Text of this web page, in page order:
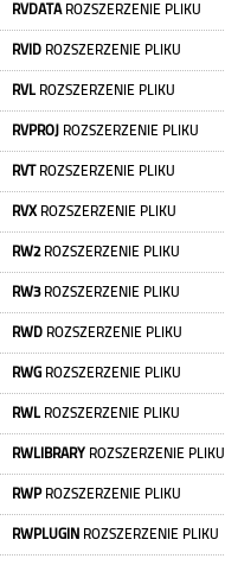
RVDATAROZSZERZENIE PLIKU
RVID ROZSZERZENIE PLIKU
RVLROZSZERZENIE PLIKU
RVPROJ ROZSZERZENIE PLIKU
RVTROZSZERZENIE PLIKU
RVXROZSZERZENIE PLIKU
RW2ROZSZERZENIE PLIKU
RW3ROZSZERZENIE PLIKU
RWD ROZSZERZENIE PLIKU
RWG ROZSZERZENIE PLIKU
RWLROZSZERZENIE PLIKU
RWLIBRARY ROZSZERZENIE PLIKU
RWPROZSZERZENIE PLIKU
RWPLUGIN ROZSZERZENIE PLIKU